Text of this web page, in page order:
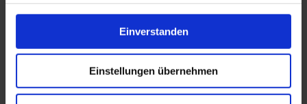
Einverstanden
Einstellungen übernehmen
Agiles Denken und Handeln als Voraussetzung für agile
Entwicklung
Wie entsteht Mindset?